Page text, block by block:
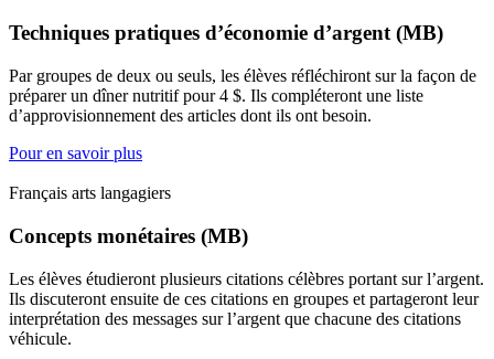
Techniques pratiques d’économie d’argent (MB)
Par groupes de deux ou seuls, les élèves réfléchiront sur la façon de
préparer un dîner nutritif pour 4 $. Ils compléteront une liste
d’approvisionnement des articles dont ils ont besoin.
Pour en savoir plus
Français arts langagiers
Concepts monétaires (MB)
Les élèves étudieront plusieurs citations célèbres portant sur l’argent.
Ils discuteront ensuite de ces citations en groupes et partageront leur
interprétation des messages sur l’argent que chacune des citations
véhicule.